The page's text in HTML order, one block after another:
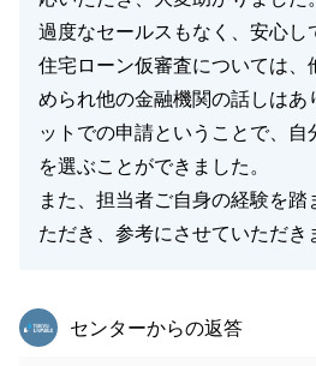
過度なセールスもなく、安心し
住宅ローン仮審査については、
められ他の金融機関の話しはあ
ットでの申請ということで、自
を選ぶことができました。
また、担当者ご自身の経験を
ただき、参考にさせていただき
東急リバブル
センターからの返答